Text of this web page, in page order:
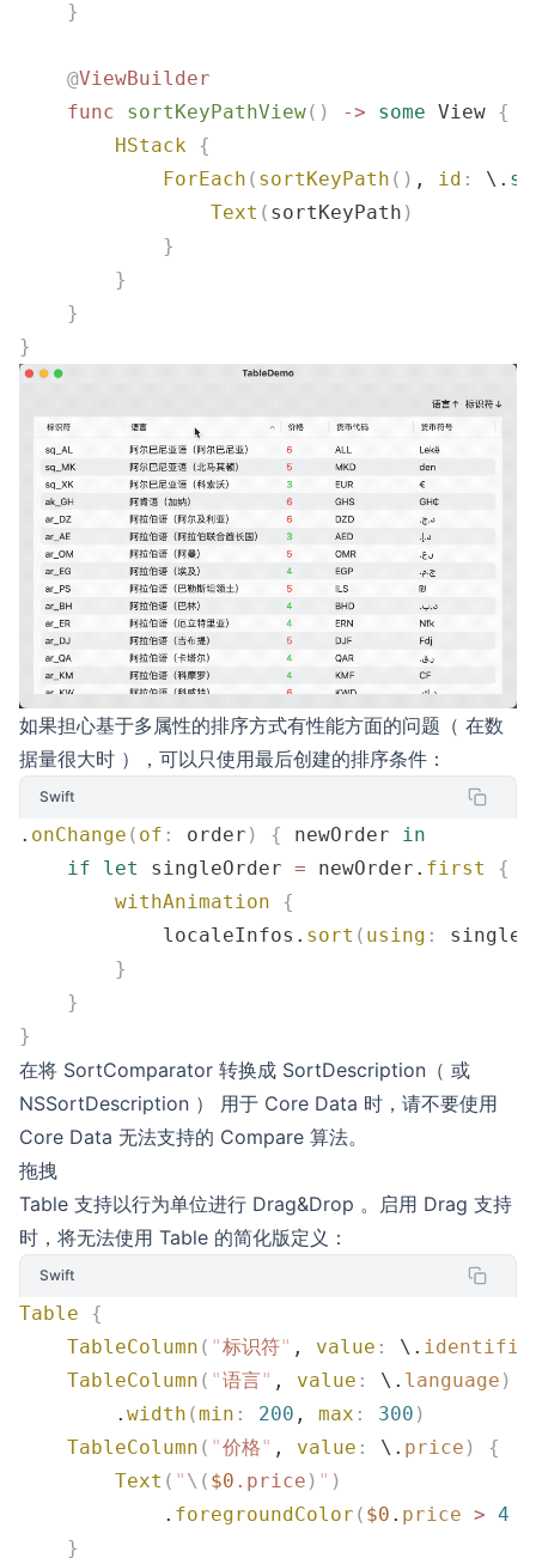
    }
    @
ViewBuilder
    func
sortKeyPathView() -> some View {
        HStack
{
            ForEach
( sortKeyPath () , id : \.
                Text
( sortKeyPath )
            }
        }
    }
}
如果担心基于多属性的排序方式有性能方面的问题（ 在数
据量很大时 ），可以只使用最后创建的排序条件：
Swift
. onChange ( of : order ) { newOrder in
    if
let singleOrder = newOrder. first
{
        withAnimation
{
            localeInfos.
sort ( using :
        }
    }
}
在将 SortComparator 转换成 SortDescription（ 或
NSSortDescription ） 用于 Core Data 时，请不要使用
Core Data 无法支持的 Compare 算法。
拖拽
Table 支持以行为单位进行 Drag&Drop 。启用 Drag 支持
时，将无法使用 Table 的简化版定义：
Swift
Table {
    TableColumn
( "标识符" , value : \.
    TableColumn
( "语言" , value : \. language )
        .
width (min : 200 , max : 300 )
    TableColumn
( "价格" , value : \. price )
{
        Text
( " \( $0 . price ) " )
            .
foregroundColor ( $0 . price > 4
    }